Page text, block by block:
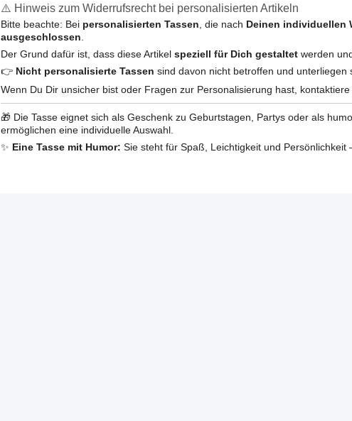
⚠️ Hinweis zum Widerrufsrecht bei personalisierten Artikeln
Bitte beachte: Bei personalisierten Tassen, die nach Deinen individuellen
ausgeschlossen.
Der Grund dafür ist, dass diese Artikel speziell für Dich gestaltet werden
👉 Nicht personalisierte Tassen sind davon nicht betroffen und unterliegen
Wenn Du Dir unsicher bist oder Fragen zur Personalisierung hast,
🎁 Die Tasse eignet sich als Geschenk zu Geburtstagen, Partys oder als
ermöglichen eine individuelle Auswahl.
✨ Eine Tasse mit Humor: Sie steht für Spaß, Leichtigkeit und